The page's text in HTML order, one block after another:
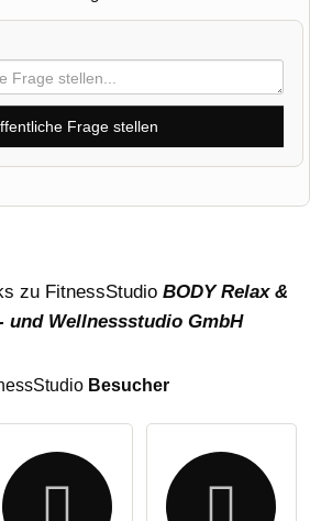
Frage stellen
zu FitnessStudio BODY Relax &
und Wellnessstudio GmbH
Besucher